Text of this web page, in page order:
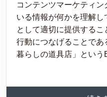
コンテンツマーケティ
いる情報が何かを理解
として適切に提供するこ
行動につなげることであ
暮らしの道具店」とい